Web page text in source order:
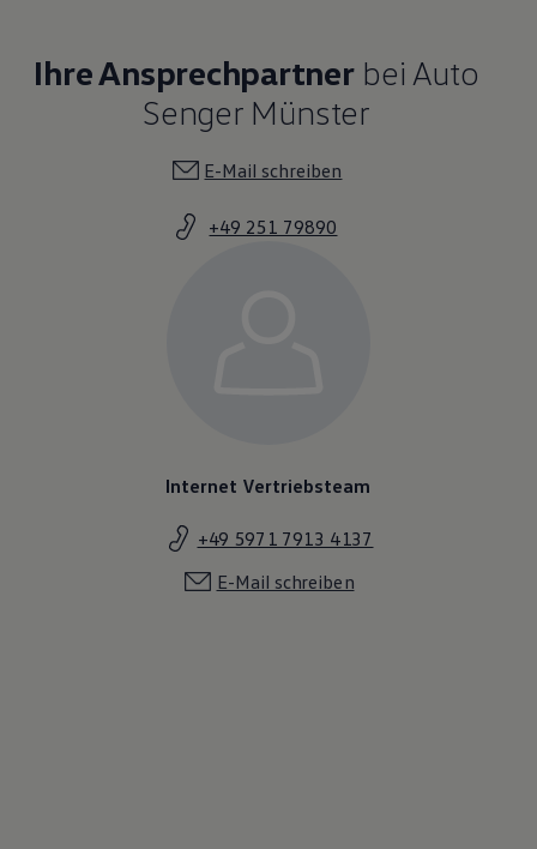
Ihre Ansprechpartnerbei Auto
Senger Münster
E-Mail schreiben
+49 251 79890
Internet Vertriebsteam
+49 5971 7913 4137
E-Mail schreiben